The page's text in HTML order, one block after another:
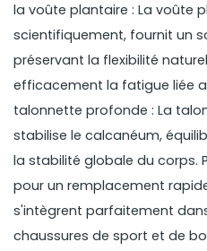
la voûte plantaire : La voûte
scientifiquement, fournit un
préservant la flexibilité
efficacement la fatigue liée
talonnette profonde : La
stabilise le calcanéum,
la stabilité globale du corps.
pour un remplacement
s'intègrent parfaitement
chaussures de sport et de